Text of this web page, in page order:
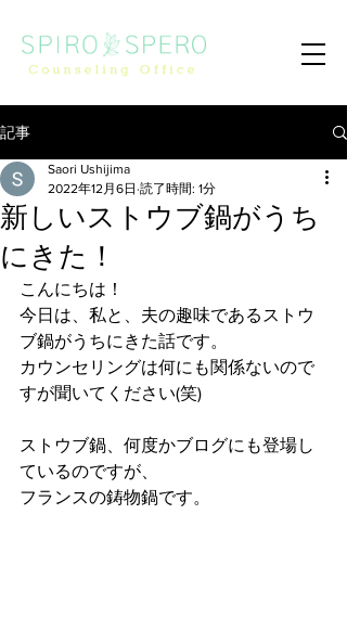
記事
新しいストウブ鍋がうち
にきた！
Saori Ushijima
2022年12月6日 読了時間: 1分
こんにちは！
今日は、私と、夫の趣味であるストウ
ブ鍋がうちにきた話です。
カウンセリングは何にも関係ないので
すが聞いてください(笑)
ストウブ鍋、何度かブログにも登場し
ているのですが、
フランスの鋳物鍋です。